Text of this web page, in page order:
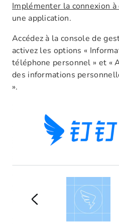
Implémenter la connexion
une application.
Accédez à la console de
activez les options «
téléphone personnel » et «
des informations
».